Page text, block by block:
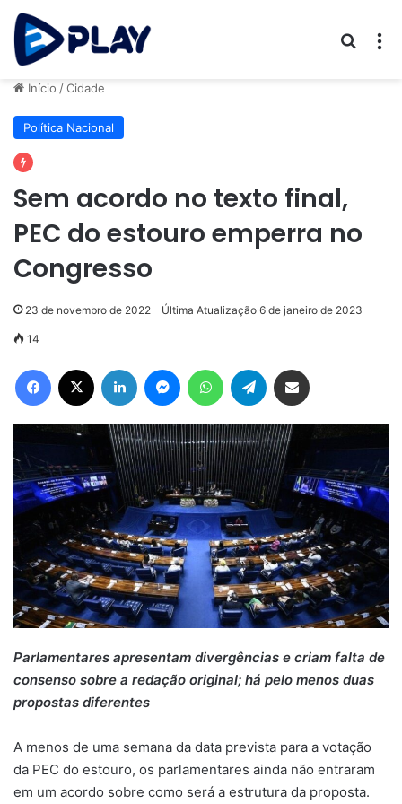
Início /Cidade
Política Nacional
Sem acordo no texto final,
PEC do estouro emperra no
Congresso
23 de novembro de 2022 Última Atualização 6 de janeiro de 2023
14
Facebook Linkedin MessengerWhatsAppTelegram
Parlamentares apresentam divergências e criam falta de
consenso sobre a redação original; há pelo menos duas
propostas diferentes
A menos de uma semana da data prevista para a votação
da PEC do estouro, os parlamentares ainda não entraram
em um acordo sobre como será a estrutura da proposta.